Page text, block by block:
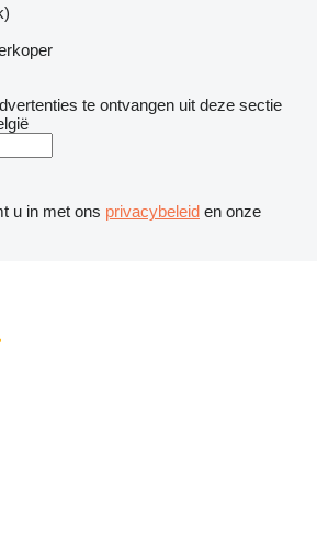
te ontvangen uit deze sectie
u in met ons privacybeleid en onze